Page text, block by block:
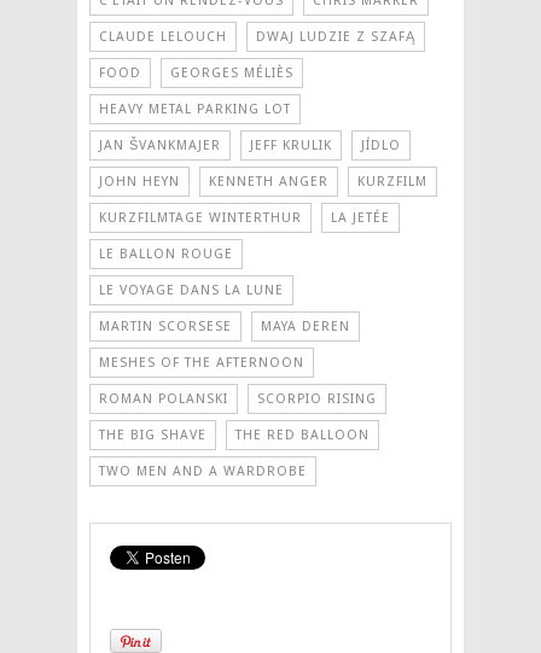
CLAUDE LELOUCH DWAJ LUDZIE Z SZAFĄ
FOOD GEORGES MÉLIÈS
HEAVY METAL PARKING LOT
JAN ŠVANKMAJER JEFF KRULIK JÍDLO
JOHN HEYN KENNETH ANGER KURZFILM
KURZFILMTAGE WINTERTHUR LA JETÉE
LE BALLON ROUGE
LE VOYAGE DANS LA LUNE
MARTIN SCORSESE MAYA DEREN
MESHES OF THE AFTERNOON
ROMAN POLANSKI SCORPIO RISING
THE BIG SHAVE THE RED BALLOON
TWO MEN AND A WARDROBE